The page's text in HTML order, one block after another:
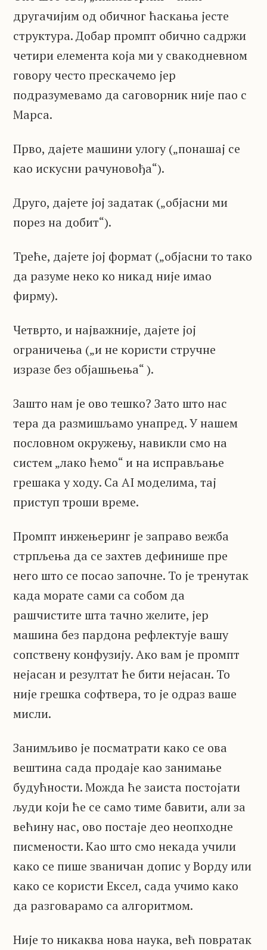
другачијим од обичног ћаскања јесте
структура. Добар промпт обично садржи
четири елемента која ми у свакодневном
говору често прескачемо јер
подразумевамо да саговорник није пао с
Марса.
Прво, дајете машини улогу („понашај се
као искусни рачуновођа“).
Друго, дајете јој задатак („објасни ми
порез на добит“).
Треће, дајете јој формат („објасни то тако
да разуме неко ко никад није имао
фирму).
Четврто, и најважније, дајете јој
ограничења („и не користи стручне
изразе без објашњења“ ).
Зашто нам је ово тешко? Зато што нас
тера да размишљамо унапред. У нашем
пословном окружењу, навикли смо на
систем „лако ћемо“ и на исправљање
грешака у ходу. Са AI моделима, тај
приступ троши време.
Промпт инжењеринг је заправо вежба
стрпљења да се захтев дефинише пре
него што се посао започне. То је тренутак
када морате сами са собом да
рашчистите шта тачно желите, јер
машина без пардона рефлектује вашу
сопствену конфузију. Ако вам је промпт
нејасан и резултат ће бити нејасан. То
није грешка софтвера, то је одраз ваше
мисли.
Занимљиво је посматрати како се ова
вештина сада продаје као занимање
будућности. Можда ће заиста постојати
људи који ће се само тиме бавити, али за
већину нас, ово постаје део неопходне
писмености. Као што смо некада учили
како се пише званичан допис у Ворду или
како се користи Ексел, сада учимо како
да разговарамо са алгоритмом.
Није то никаква нова наука, већ повратак